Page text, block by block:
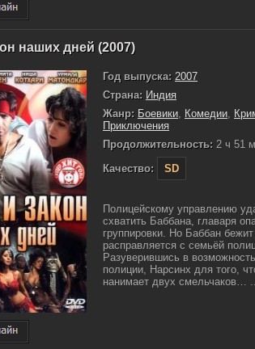
наших дней (2007)
Год выпуска: 2007
Страна: Индия
Жанр: Боевики Комедии
Приключения
Продолжительность: 2 ч 51
Качество:
SD
Полицейскому управлению
схватить Баббана, главаря
группировки. Но Баббан
расправляется с семьёй
Разуверившись в
полиции, Нарсинх для того,
нанимает двух смельчаков… ...